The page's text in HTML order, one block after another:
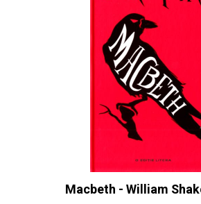
Macbeth - William